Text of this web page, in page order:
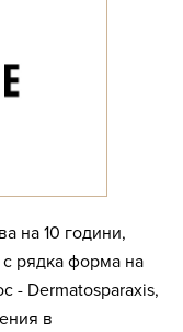
на 10 години,
с рядка форма на
- Dermatosparaxis,
в